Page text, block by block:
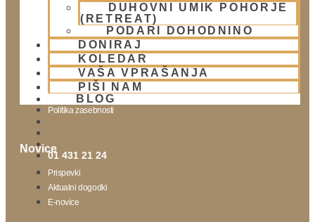
DUHOVNI UMIK POHORJE
(RETREAT)
PODARI DOHODNINO
DONIRAJ
KOLEDAR
VAŠA VPRAŠANJA
PIŠI NAM
BLOG
01 431 21 24
Obišči nas
Lokacija
Urnik templja
Nedeljsko srečanje
Parkiranje
Politika zasebnosti
Novice
Prispevki
Aktualni dogodki
E-novice